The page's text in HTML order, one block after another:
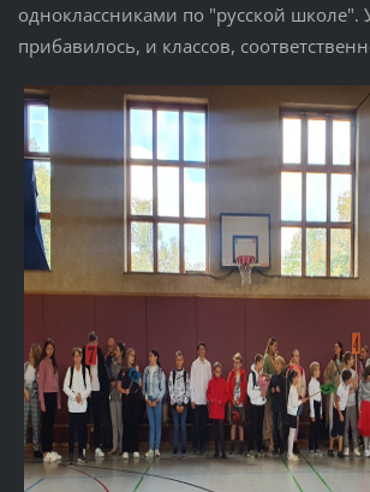
одноклассниками по "русской школе".
прибавилось, и классов,